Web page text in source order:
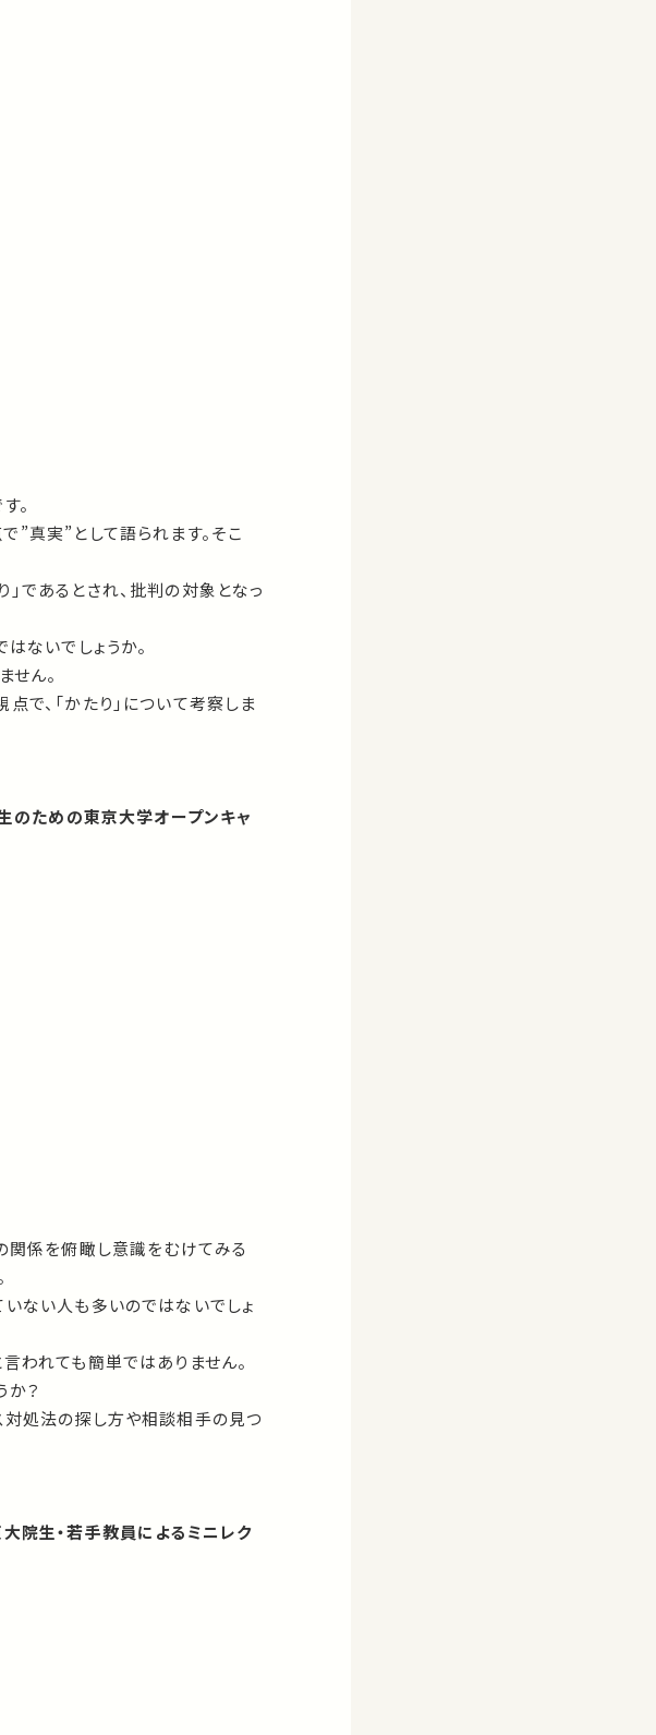
。
”真実”として語られます。そこ
であるとされ、批判の対象となっ
ないでしょうか。
せん。
で、「かたり」について考察しま
のための東京大学オープンキャ
関係を俯瞰し意識をむけてみる
ない人も多いのではないでしょ
われても簡単ではありません。
か？
対処法の探し方や相談相手の見つ
院生・若手教員によるミニレク